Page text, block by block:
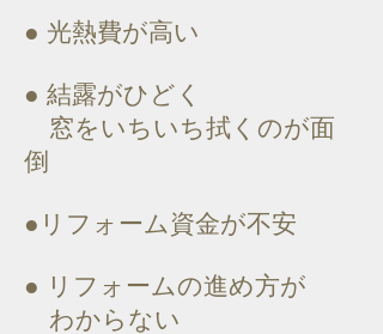
● 光熱費が高い
● 結露がひどく
窓をいちいち拭くのが面
倒
●リフォーム資金が不安
● リフォームの進め方が
わからない